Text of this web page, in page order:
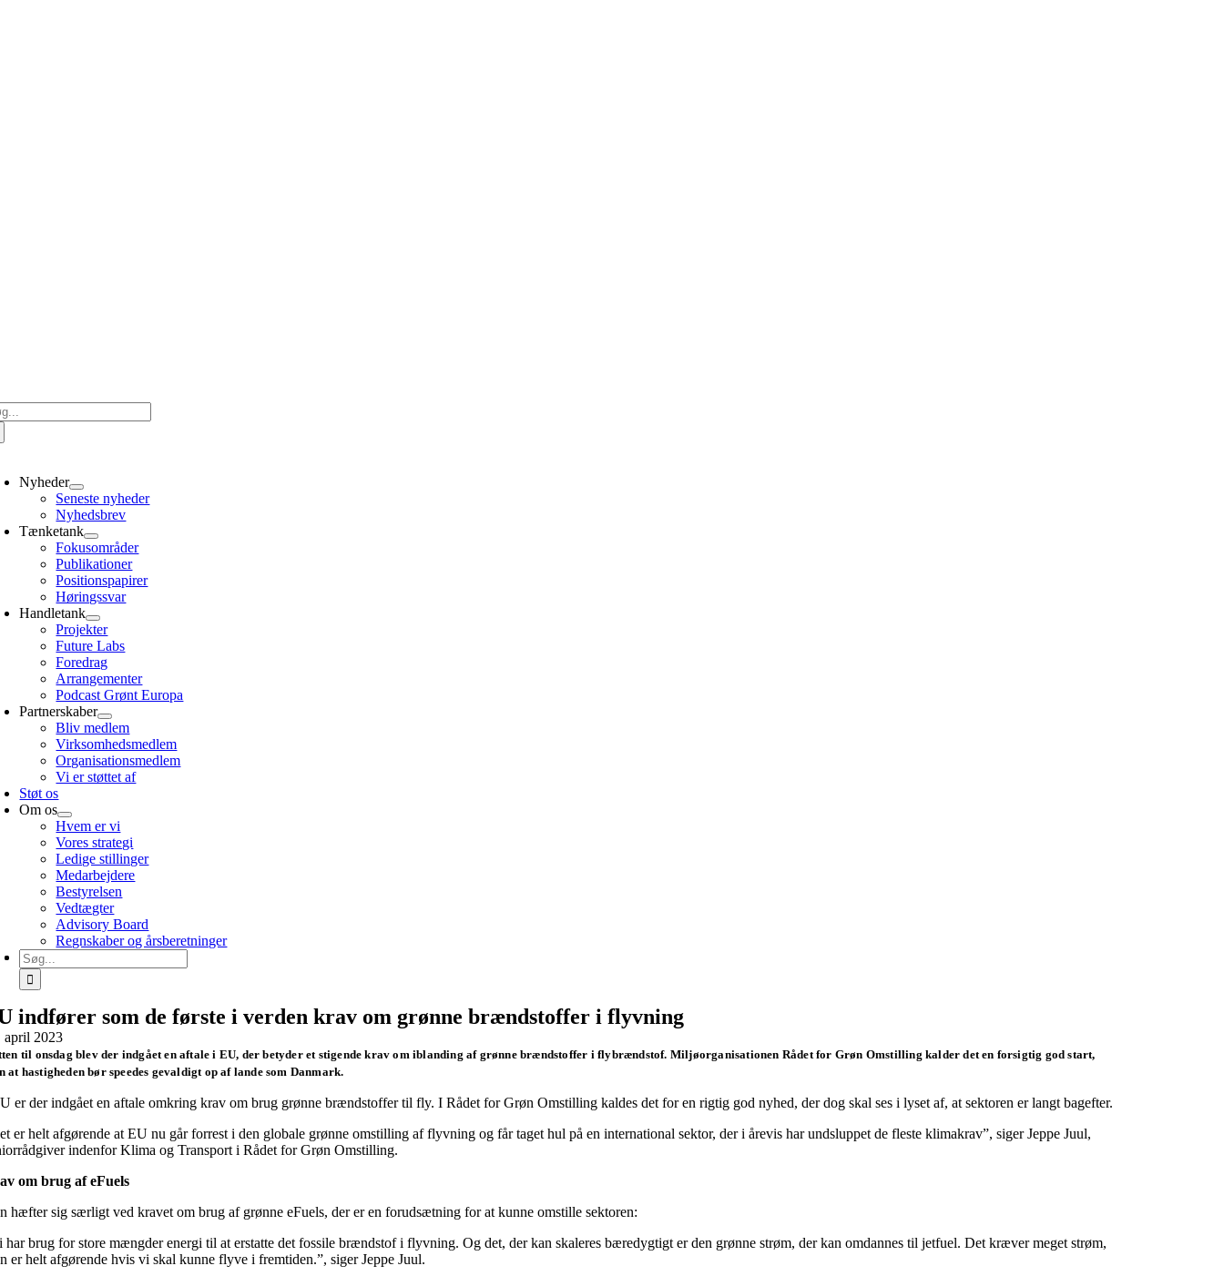
Nyheder
Seneste nyheder
Nyhedsbrev
Tænketank
Fokusområder
Publikationer
Positionspapirer
Høringssvar
Handletank
Projekter
Future Labs
Foredrag
Arrangementer
Podcast Grønt Europa
Partnerskaber
Bliv medlem
Virksomhedsmedlem
Organisationsmedlem
Vi er støttet af
Støt os
Om os
Hvem er vi
Vores strategi
Ledige stillinger
Medarbejdere
Bestyrelsen
Vedtægter
Advisory Board
Regnskaber og årsberetninger
Søg
efter:
indfører som de første i verden krav om grønne brændstoffer i flyvning
april 2023
til onsdag blev der indgået en aftale i EU, der betyder et stigende krav om iblanding af grønne brændstoffer i flybrændstof. Miljøorganisationen Rådet for Grøn Omstilling kalder det en forsigtig god start,
at hastigheden bør speedes gevaldigt op af lande som Danmark.
er der indgået en aftale omkring krav om brug grønne brændstoffer til fly. I Rådet for Grøn Omstilling kaldes det for en rigtig god nyhed, der dog skal ses i lyset af, at sektoren er langt bagefter.
er helt afgørende at EU nu går forrest i den globale grønne omstilling af flyvning og får taget hul på en international sektor, der i årevis har undsluppet de fleste klimakrav”, siger Jeppe Juul,
indenfor Klima og Transport i Rådet for Grøn Omstilling.
om brug af eFuels
hæfter sig særligt ved kravet om brug af grønne eFuels, der er en forudsætning for at kunne omstille sektoren:
har brug for store mængder energi til at erstatte det fossile brændstof i flyvning. Og det, der kan skaleres bæredygtigt er den grønne strøm, der kan omdannes til jetfuel. Det kræver meget strøm,
er helt afgørende hvis vi skal kunne flyve i fremtiden.”, siger Jeppe Juul.